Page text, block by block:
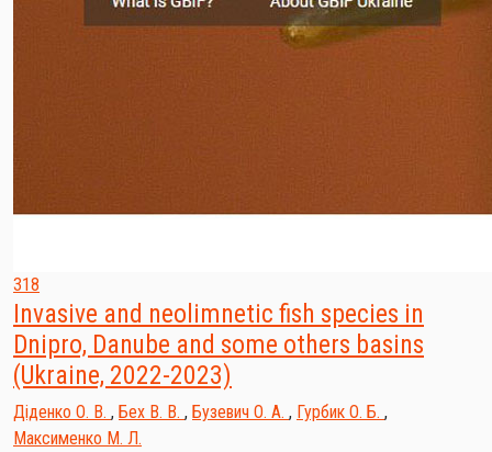
318
Invasive and neolimnetic fish species in
Dnipro, Danube and some others basins
(Ukraine, 2022-2023)
Діденко О. В. , Бех В. В. , Бузевич О. А. , Гурбик О. Б. ,
Максименко М. Л.